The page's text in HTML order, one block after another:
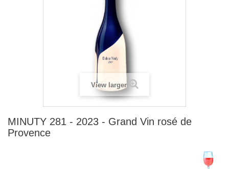
View larger
MINUTY 281 - 2023 - Grand Vin rosé de
Provence